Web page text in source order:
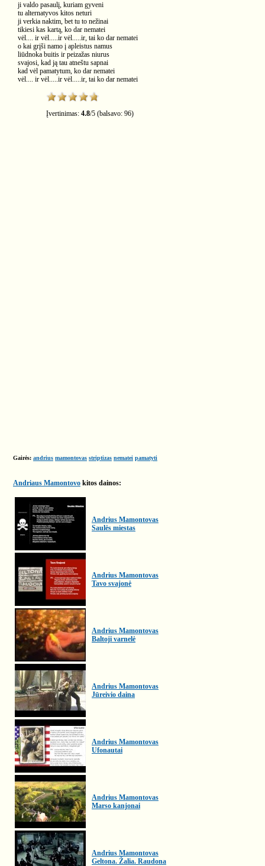
ji valdo pasaulį, kuriam gyveni
tu alternatyvos kitos neturi
ji verkia naktim, bet tu to nežinai
tikiesi kas kartą, ko dar nematei
vėl.... ir vėl.....ir vėl.....ir, tai ko dar nematei
o kai grįši namo į apleistus namus
liūdnoka buitis ir peizažas niurus
svajosi, kad ją tau atneštu sapnai
kad vėl pamatytum, ko dar nematei
vėl.... ir vėl.....ir vėl.....ir, tai ko dar nematei
Įvertinimas: 4.8/5 (balsavo: 96)
Gairės: andrius mamontovas striptizas nematei pamatyti
Andriaus Mamontovo kitos dainos:
Andrius Mamontovas
Saulės miestas
Andrius Mamontovas
Tavo svajonė
Andrius Mamontovas
Baltoji varnelė
Andrius Mamontovas
Jūreivio daina
Andrius Mamontovas
Ufonautai
Andrius Mamontovas
Marso kanjonai
Andrius Mamontovas
Geltona. Žalia. Raudona